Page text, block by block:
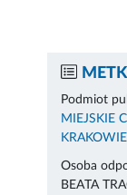
Podmiot
MIEJSKIE
KRAKOWIE
Osoba
BEATA